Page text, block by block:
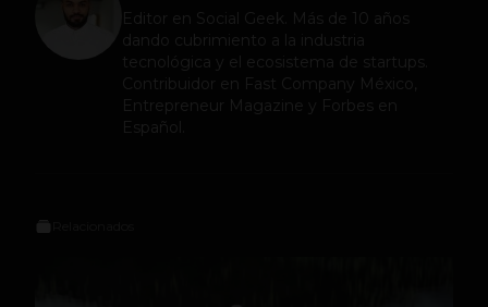
Editor en Social Geek
. Más de 10 años
dando cubrimiento a la industria
tecnológica y el ecosistema de startups.
Contribuidor en Fast Company México,
Entrepreneur Magazine y Forbes en
Español.